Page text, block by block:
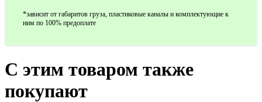
*зависит от габаритов груза, пластиковые каналы и комплектующие к
ним по 100% предоплате
С этим товаром также
покупают